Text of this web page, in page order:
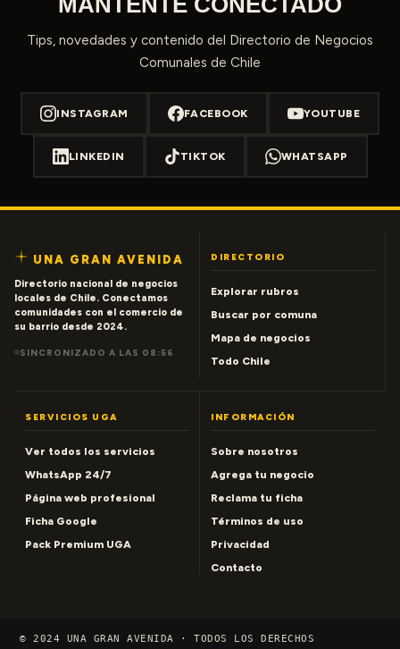
Tips, novedades y contenido del Directorio de Negocios
Comunales de Chile
INSTAGRAM FACEBOOK YOUTUBE
LINKEDIN TIKTOK WHATSAPP
UNA GRAN AVENIDA
Directorio nacional de negocios
locales de Chile. Conectamos
comunidades con el comercio de
su barrio desde 2024.
SINCRONIZADO A LAS 08:56
DIRECTORIO
Explorar rubros
Buscar por comuna
Mapa de negocios
Todo Chile
SERVICIOS UGA
Ver todos los servicios
WhatsApp 24/7
Página web profesional
Ficha Google
Pack Premium UGA
INFORMACIÓN
Sobre nosotros
Agrega tu negocio
Reclama tu ficha
Términos de uso
Privacidad
Contacto
© 2024 UNA GRAN AVENIDA · TODOS LOS DERECHOS